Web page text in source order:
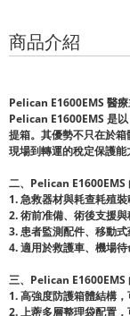
商品介紹
Pelican E1600EMS 醫
Pelican E1600EMS 是以
提箱。其優勢不只在於
現場到轉運的稅定保護能
二、 Pelican E1600EMS
1.急救器材與耗查耗殖裝
2.術前准備、術後支援與
3.患者監測配件、移動
4.適用於救護車、機場
三、 Pelican E1600EMS
1.高強度防護箱體結構，
2.上蔤多層整理袋配置